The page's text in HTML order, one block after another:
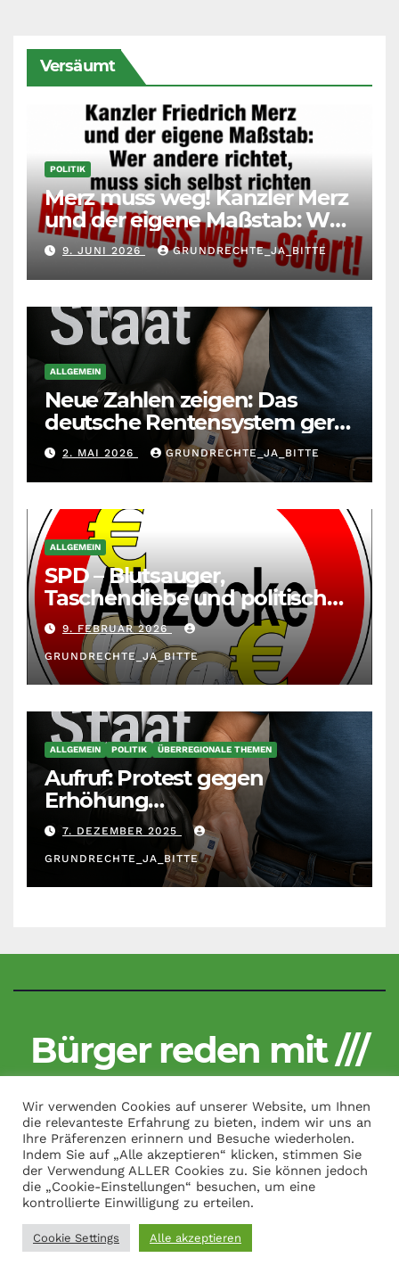
Versäumt
POLITIK
Merz muss weg! Kanzler Merz
und der eigene Maßstab: Wer
andere richtet, muss sich
selbst richten
9. JUNI 2026 GRUNDRECHTE_JA_BITTE
ALLGEMEIN
Neue Zahlen zeigen: Das
deutsche Rentensystem gerät
durch die
Massenzuwanderung
zunehmend unter die Räder.
2. MAI 2026 GRUNDRECHTE_JA_BITTE
ALLGEMEIN
SPD – Blutsauger,
Taschendiebe und politisch
unberechenbar
9. FEBRUAR 2026
GRUNDRECHTE_JA_BITTE
ALLGEMEIN POLITIK ÜBERREGIONALE THEMEN
Aufruf: Protest gegen
Erhöhung
Krankenkassenbeiträge
7. DEZEMBER 2025
GRUNDRECHTE_JA_BITTE
Bürger reden mit ///
Copyright by Bürger reden mit /// All Rights Reserved. |Theme:
News Talk vonThemeansar
KontaktImpressum Datenschutzerklärung
Wir verwenden Cookies auf unserer Website, um Ihnen
die relevanteste Erfahrung zu bieten, indem wir uns an
Ihre Präferenzen erinnern und Besuche wiederholen.
Indem Sie auf „Alle akzeptieren“ klicken, stimmen Sie
der Verwendung ALLER Cookies zu. Sie können jedoch
die „Cookie-Einstellungen“ besuchen, um eine
kontrollierte Einwilligung zu erteilen.
Cookie Settings Alle akzeptieren